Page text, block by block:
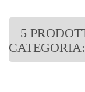
5
CATEGORIA: